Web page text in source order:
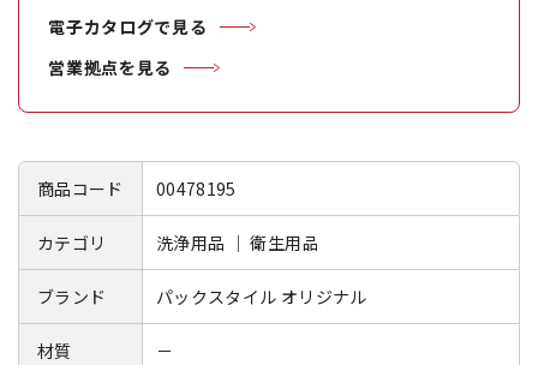
電子カタログで見る
営業拠点を見る
商品コード 00478195
カテゴリ 洗浄用品 ｜ 衛生用品
ブランド パックスタイル オリジナル
材質 －